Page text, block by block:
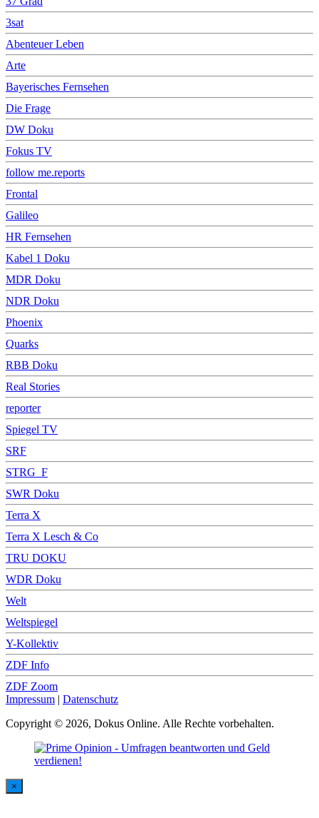
3sat
Abenteuer Leben
Arte
Bayerisches Fernsehen
Die Frage
DW Doku
Fokus TV
follow me.reports
Frontal
Galileo
HR Fernsehen
Kabel 1 Doku
MDR Doku
NDR Doku
Phoenix
Quarks
RBB Doku
Real Stories
reporter
Spiegel TV
SRF
STRG_F
SWR Doku
Terra X
Terra X Lesch & Co
TRU DOKU
WDR Doku
Welt
Weltspiegel
Y-Kollektiv
ZDF Info
ZDF Zoom
Impressum | Datenschutz
Copyright © 2026, Dokus Online. Alle Rechte vorbehalten.
×